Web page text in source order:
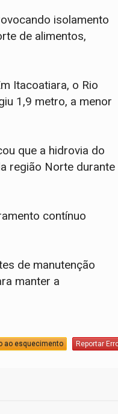
isolamento
de alimentos,
Itacoatiara, o Rio
1,9 metro, a menor
que a hidrovia do
região Norte durante
contínuo
de manutenção
manter a
ao esquecimento Reportar